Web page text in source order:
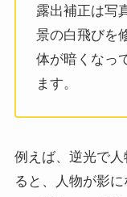
露出補正は写
景の白飛びを
体が暗くなっ
ます。
例えば、逆光で
ると、人物が影